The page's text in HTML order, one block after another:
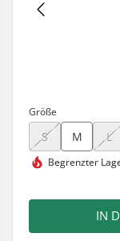
Größe
S M L
Begrenzter
IN